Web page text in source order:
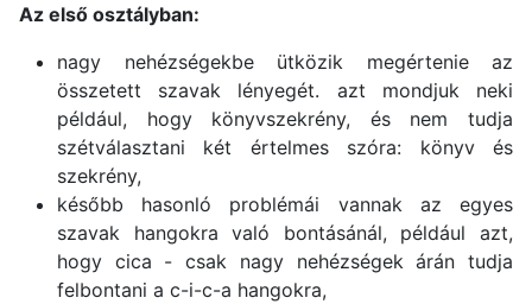
Az első osztályban:
nagy nehézségekbe ütközik megértenie az
összetett szavak lényegét. azt mondjuk neki
például, hogy könyvszekrény, és nem tudja
szétválasztani két értelmes szóra: könyv és
szekrény,
később hasonló problémái vannak az egyes
szavak hangokra való bontásánál, például azt,
hogy cica - csak nagy nehézségek árán tudja
felbontani a c-i-c-a hangokra,